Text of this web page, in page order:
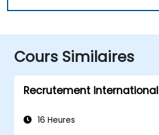
Cours Similaires
Recrutement international
16 Heures